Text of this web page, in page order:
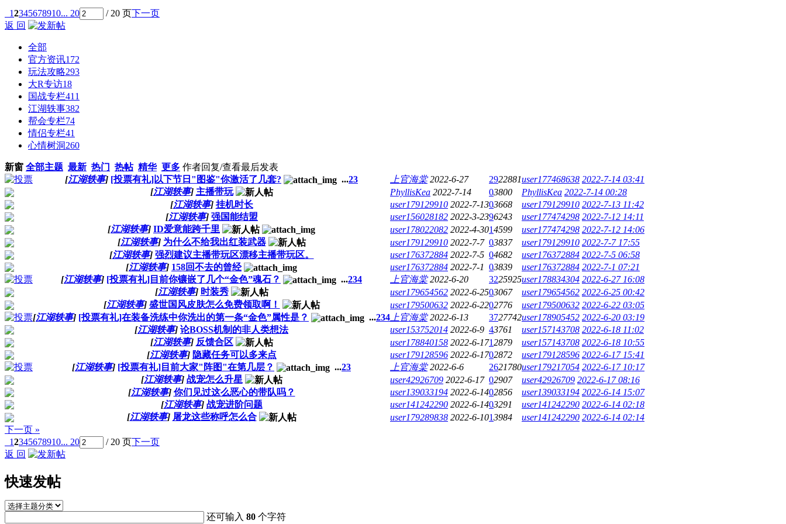
12345678910... 20 / 20 页下一页
返 回
全部
官方资讯172
玩法攻略293
大R专访18
国战专栏411
江湖轶事382
帮会专栏74
情侣专栏41
心情树洞260
新窗 全部主题 最新 热门 热帖 精华 更多 作者回复/查看最后发表
[江湖轶事] [投票有礼]以下节日"图鉴"你激活了几套? ...23 上官海棠 2022-6-27 2922881user177468638 2022-7-14 03:41
[江湖轶事] 主播带玩 PhyllisKea 2022-7-14 03800 PhyllisKea 2022-7-14 00:28
[江湖轶事] 挂机时长 user179129910 2022-7-1303668 user179129910 2022-7-13 11:42
[江湖轶事] 强国能结盟 user156028182 2022-3-2396243 user177474298 2022-7-12 14:11
[江湖轶事] ID爱意能跨千里 user178022082 2022-4-3014599 user177474298 2022-7-12 14:06
[江湖轶事] 为什么不给我出红装武器 user179129910 2022-7-7 03837 user179129910 2022-7-7 17:55
[江湖轶事] 强烈建议主播带玩区漂移主播带玩区。 user176372884 2022-7-5 04682 user176372884 2022-7-5 06:58
[江湖轶事] 158回不去的曾经 user176372884 2022-7-1 03839 user176372884 2022-7-1 07:21
[江湖轶事] [投票有礼]目前你镶嵌了几个“金色”魂石？ ...234 上官海棠 2022-6-20 3225925user178834304 2022-6-27 16:08
[江湖轶事] 时装秀 user179654562 2022-6-2503067 user179654562 2022-6-25 00:42
[江湖轶事] 盛世国风皮肤怎么免费领取啊！ user179500632 2022-6-2202776 user179500632 2022-6-22 03:05
[江湖轶事] [投票有礼]在装备洗练中你洗出的第一条“金色”属性是？ ...234 上官海棠 2022-6-13 3727742user178905452 2022-6-20 03:19
[江湖轶事] 论BOSS机制的非人类想法 user153752014 2022-6-9 43761 user157143708 2022-6-18 11:02
[江湖轶事] 反馈合区 user178840158 2022-6-1712879 user157143708 2022-6-18 10:55
[江湖轶事] 隐藏任务可以多来点 user179128596 2022-6-1702872 user179128596 2022-6-17 15:41
[江湖轶事] [投票有礼]目前大家"阵图"在第几层？ ...23 上官海棠 2022-6-6 2621780user179217054 2022-6-17 10:17
[江湖轶事] 战宠怎么升星 user42926709 2022-6-17 02907 user42926709 2022-6-17 08:16
[江湖轶事] 你们见过这么恶心的带队吗？ user139033194 2022-6-1402856 user139033194 2022-6-14 15:07
[江湖轶事] 战宠进阶问题 user141242290 2022-6-1403291 user141242290 2022-6-14 02:18
[江湖轶事] 屠龙这些称呼怎么合 user179289838 2022-6-1013984 user141242290 2022-6-14 02:14
下一页 »
12345678910... 20 / 20 页下一页
返 回
快速发帖
还可输入80 个字符